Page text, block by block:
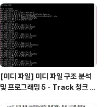
[미디 파일] 미디 파일 구조 분석
및 프로그래밍 5 - Track 청크 3,